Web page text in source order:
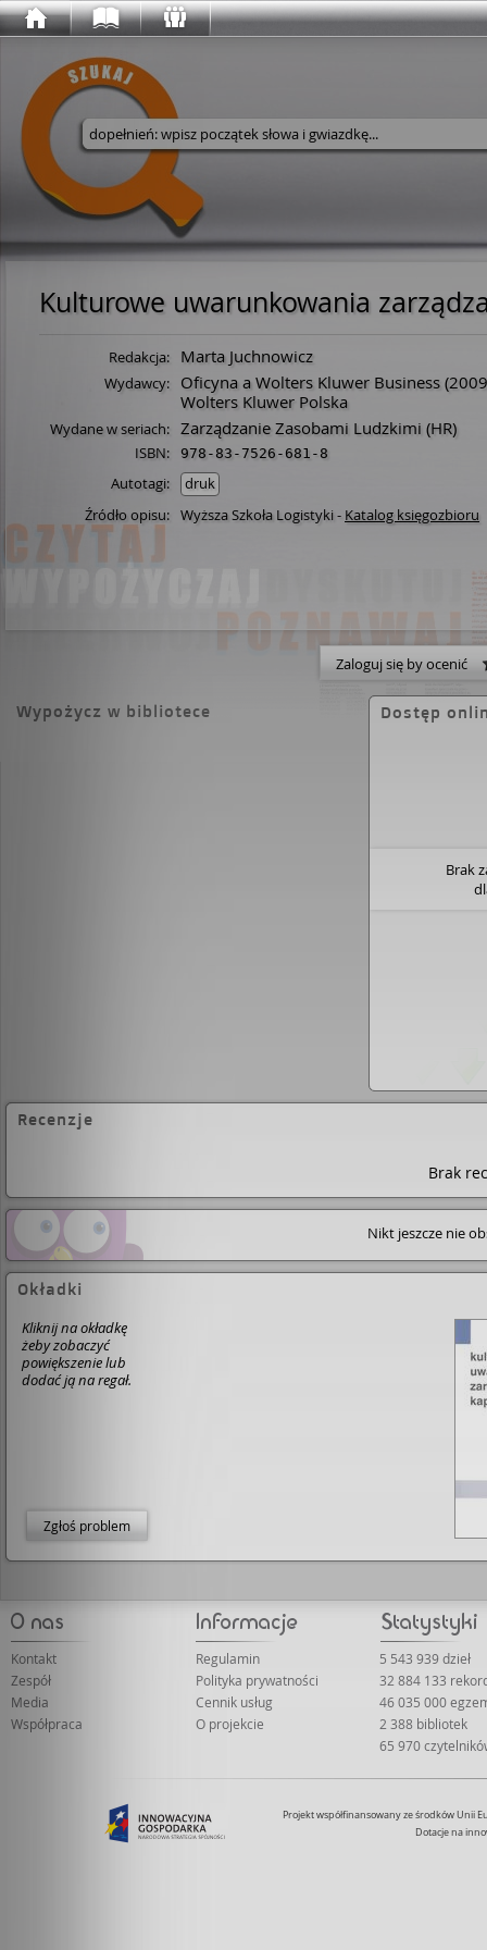
Wyszukaj w serwisie
Kulturowe uwarunkowania
Redakcja: Marta Juchnowicz
Wydawcy: Oficyna a Wolters Kluwer Business
Wolters Kluwer Polska
Wydane w seriach: Zarządzanie Zasobami Ludzkimi (HR)
ISBN: 978-83-7526-681-8
Autotagi:
druk
Źródło opisu: Wyższa Szkoła Logistyki- Katalog księgozbioru
Zaloguj się by ocenić
Wypożycz w bibliotece Dostęp
Brak
Recenzje
Brak
Nikt jeszcze nie
Okładki
Kliknij na okładkę
żeby zobaczyć
powiększenie lub
dodać ją na regał.
Zgłoś problem
Kontakt
Zespół
Media
Współpraca
Regulamin
Polityka prywatności
Cennik usług
O projekcie
5 543 939 dzieł
32 884 133
46 035 000
2 388 bibliotek
65 970
Projekt współfinansowany ze środków Unii
Dotacje na